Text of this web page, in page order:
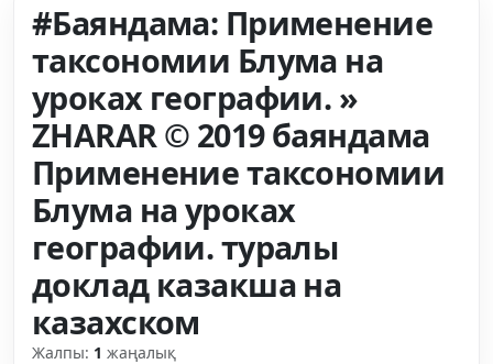
#Баяндама: Применение
таксономии Блума на
уроках географии. »
ZHARAR © 2019 баяндама
Применение таксономии
Блума на уроках
географии. туралы
доклад казакша на
казахском
Жалпы: 1 жаңалық